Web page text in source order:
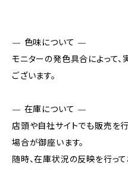
— 色味について —
モニターの発色具合によって
ございます。
— 在庫について —
店頭や自社サイトでも販売を
場合が御座います。
随時、在庫状況の反映を行っ